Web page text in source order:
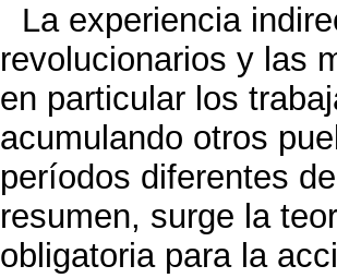
La experiencia
revolucionarios y las
en particular los
acumulando otros
períodos diferentes
resumen, surge la
obligatoria para la